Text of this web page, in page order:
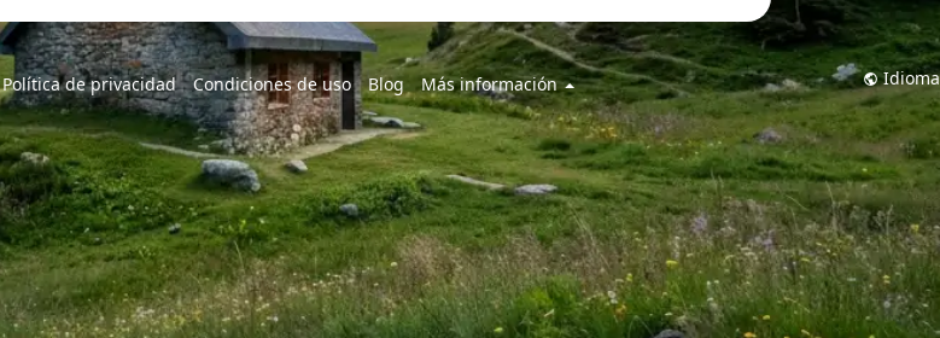
Política de privacidad Condiciones de uso Blog Más información Idioma